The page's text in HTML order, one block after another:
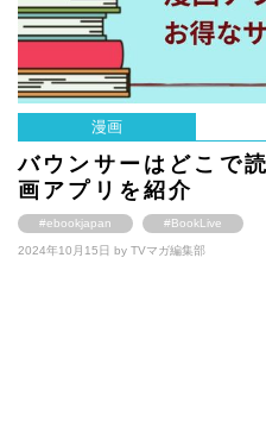
漫画
バウンサーはどこで
画アプリを紹介
#ebookjapan #BookLive
2024年10月15日 by TVマガ編集部